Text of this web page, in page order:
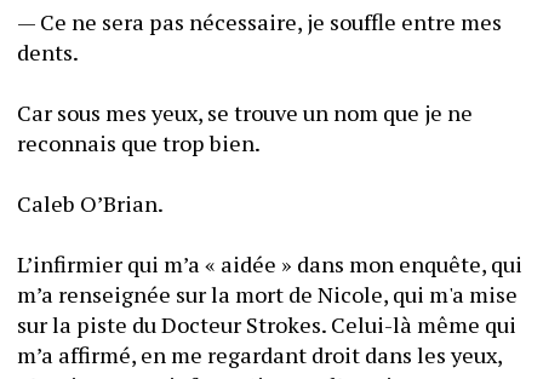
— Ce ne sera pas nécessaire, je souffle entre mes
Car sous mes yeux, se trouve un nom que je ne
L’infirmier qui m’a « aidée » dans mon enquête, qui
m’a renseignée sur la mort de Nicole, qui m'a mise
sur la piste du Docteur Strokes. Celui-là même qui
m’a affirmé, en me regardant droit dans les yeux,